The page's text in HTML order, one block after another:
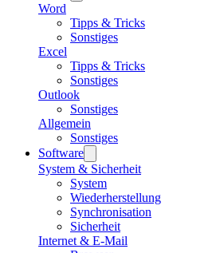
Word
Tipps & Tricks
Sonstiges
Excel
Tipps & Tricks
Sonstiges
Outlook
Sonstiges
Allgemein
Sonstiges
Software
System & Sicherheit
System
Wiederherstellung
Synchronisation
Sicherheit
Internet & E-Mail